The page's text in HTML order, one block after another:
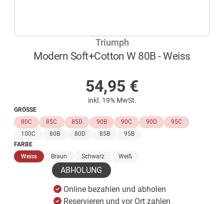
Triumph
Modern Soft+Cotton W 80B - Weiss
54,95 €
inkl. 19% MwSt.
GRÖSSE
80C
85C 85D 90B 90C 90D
95C
100C
80B 80D 85B
95B
FARBE
Weiss(ausgewählt)
Braun Schwarz Weiß
ABHOLUNG
Online bezahlen und abholen
Reservieren und vor Ort zahlen